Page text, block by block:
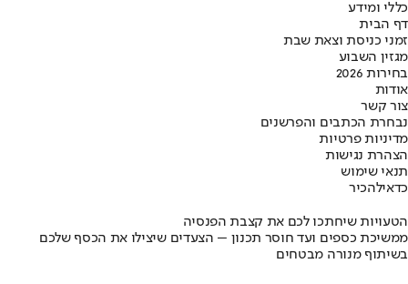
כללי ומידע
דף הבית
זמני כניסת וצאת שבת
מגזין השבוע
בחירות 2026
אודות
צור קשר
נבחרת הכתבים והפרשנים
מדיניות פרטיות
הצהרת נגישות
תנאי שימוש
כדאילהכיר
הטעויות שיחתכו לכם את קצבת הפנסיה
ממשיכת כספים ועד חוסר תכנון – הצעדים שיצילו את הכסף שלכם
בשיתוף מנורה מבטחים